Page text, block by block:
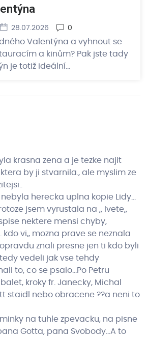
28.07.2026 0
Valentýna a vyhnout se
a kinům? Pak jste tady
je totiž ideální…
krasna zena a je tezke najit
by ji stvarnila., ale myslim ze
nebyla herecka uplna kopie Lidy…
jsem vyrustala na ,, Ivete,,
nektere mensi chyby,
kdo vi,, mozna prave se neznala
znali presne jen ti kdo byli
vedeli jak vse tehdy
to, co se psalo…Po Petru
kroky fr. Janecky, Michal
staidl nebo obracene ??a neni to
na tuhle zpevacku, na pisne
Gotta, pana Svobody…A to